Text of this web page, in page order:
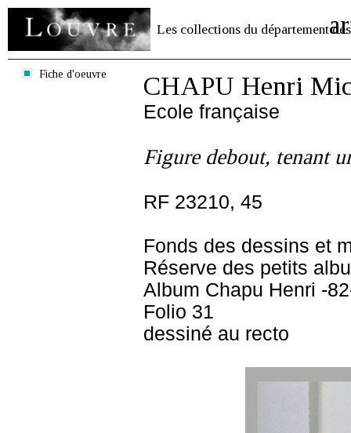
Les collections du département des
Fiche d'oeuvre CHAPU Henri
Ecole française
Figure debout, tenant
RF 23210, 45
Fonds des dessins et
Réserve des petits
Album Chapu Henri -
Folio 31
dessiné au recto